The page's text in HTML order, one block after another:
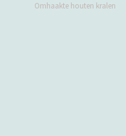
Omhaakte houten kralen